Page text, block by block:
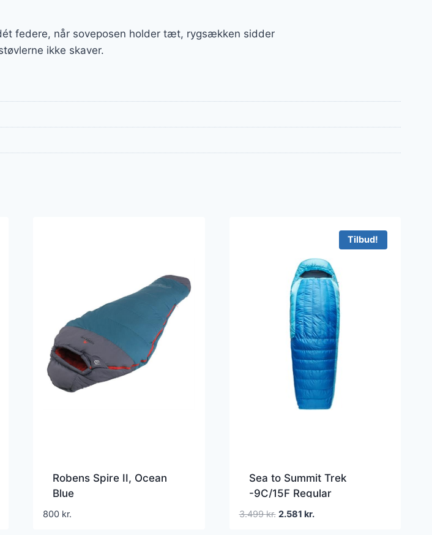
federe, når soveposen holder tæt, rygsækken sidder
ikke skaver.
Robens Spire II, Ocean
Blue
800 kr.
Tilbud!
Sea to Summit Trek
-9C/15F Regular
Dunsovepose LZ Blå
3.499kr. Den
2.581 kr.Den